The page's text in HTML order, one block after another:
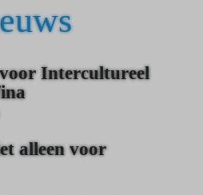
Intercultureel
alleen voor